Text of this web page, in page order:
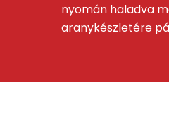
nyomán haladva
aranykészletére